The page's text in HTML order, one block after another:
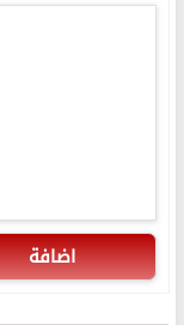
اضافة